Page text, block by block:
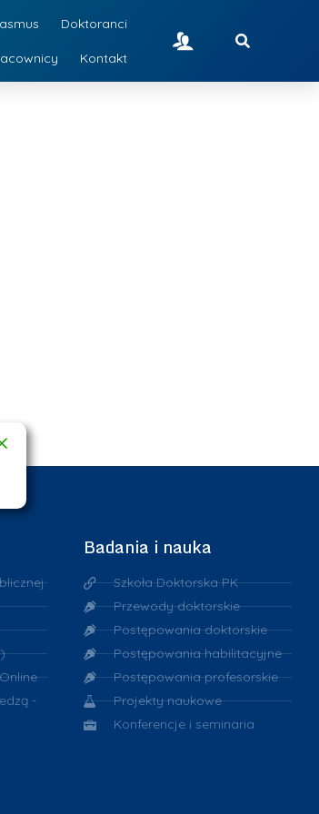
Doktoranci
Kontakt
-
Badania i nauka
Szkoła Doktorska PK
Przewody doktorskie
Postępowania doktorskie
Postępowania habilitacyjne
Postępowania profesorskie
Projekty naukowe
Konferencje i seminaria